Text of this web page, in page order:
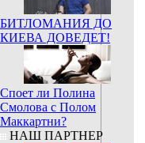
БИТЛОМАНИЯ ДО
КИЕВА ДОВЕДЕТ!
Споет ли Полина
Смолова с Полом
Маккартни?
НАШ ПАРТНЕР